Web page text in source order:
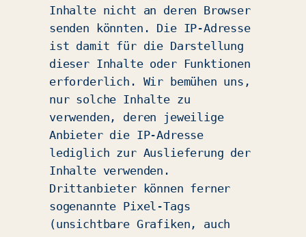
Inhalte nicht an deren Browser
senden könnten. Die IP-Adresse
ist damit für die Darstellung
dieser Inhalte oder Funktionen
erforderlich. Wir bemühen uns,
nur solche Inhalte zu
verwenden, deren jeweilige
Anbieter die IP-Adresse
lediglich zur Auslieferung der
Inhalte verwenden.
Drittanbieter können ferner
sogenannte Pixel-Tags
(unsichtbare Grafiken, auch